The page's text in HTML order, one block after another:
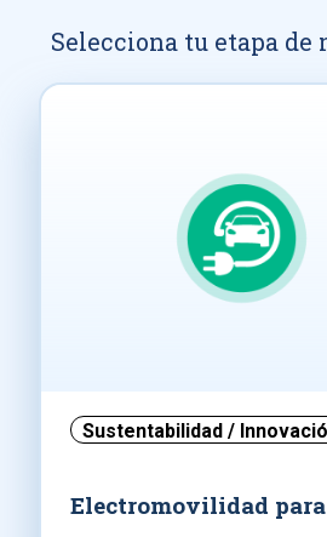
Selecciona tu etapa de
Sustentabilidad /
Electromovilidad